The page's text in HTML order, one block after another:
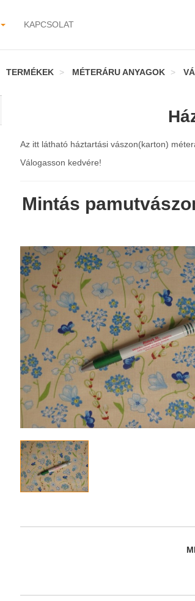
KAPCSOLAT
TERMÉKEK MÉTERÁRU ANYAGOK
Az itt látható háztartási vászon(karton)
Válogasson kedvére!
Mintás